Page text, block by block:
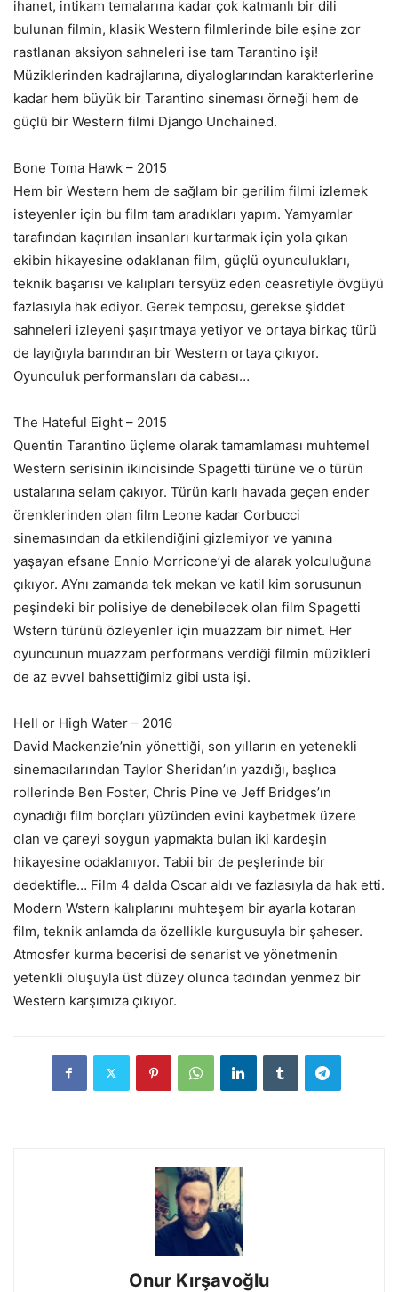
ihanet, intikam temalarına kadar çok katmanlı bir dili
bulunan filmin, klasik Western filmlerinde bile eşine zor
rastlanan aksiyon sahneleri ise tam Tarantino işi!
Müziklerinden kadrajlarına, diyaloglarından karakterlerine
kadar hem büyük bir Tarantino sineması örneği hem de
güçlü bir Western filmi Django Unchained.
Bone Toma Hawk – 2015
Hem bir Western hem de sağlam bir gerilim filmi izlemek
isteyenler için bu film tam aradıkları yapım. Yamyamlar
tarafından kaçırılan insanları kurtarmak için yola çıkan
ekibin hikayesine odaklanan film, güçlü oyunculukları,
teknik başarısı ve kalıpları tersyüz eden ceasretiyle övgüyü
fazlasıyla hak ediyor. Gerek temposu, gerekse şiddet
sahneleri izleyeni şaşırtmaya yetiyor ve ortaya birkaç türü
de layığıyla barındıran bir Western ortaya çıkıyor.
Oyunculuk performansları da cabası…
The Hateful Eight – 2015
Quentin Tarantino üçleme olarak tamamlaması muhtemel
Western serisinin ikincisinde Spagetti türüne ve o türün
ustalarına selam çakıyor. Türün karlı havada geçen ender
örenklerinden olan film Leone kadar Corbucci
sinemasından da etkilendiğini gizlemiyor ve yanına
yaşayan efsane Ennio Morricone’yi de alarak yolculuğuna
çıkıyor. AYnı zamanda tek mekan ve katil kim sorusunun
peşindeki bir polisiye de denebilecek olan film Spagetti
Wstern türünü özleyenler için muazzam bir nimet. Her
oyuncunun muazzam performans verdiği filmin müzikleri
de az evvel bahsettiğimiz gibi usta işi.
Hell or High Water – 2016
David Mackenzie’nin yönettiği, son yılların en yetenekli
sinemacılarından Taylor Sheridan’ın yazdığı, başlıca
rollerinde Ben Foster, Chris Pine ve Jeff Bridges’ın
oynadığı film borçları yüzünden evini kaybetmek üzere
olan ve çareyi soygun yapmakta bulan iki kardeşin
hikayesine odaklanıyor. Tabii bir de peşlerinde bir
dedektifle… Film 4 dalda Oscar aldı ve fazlasıyla da hak etti.
Modern Wstern kalıplarını muhteşem bir ayarla kotaran
film, teknik anlamda da özellikle kurgusuyla bir şaheser.
Atmosfer kurma becerisi de senarist ve yönetmenin
yetenkli oluşuyla üst düzey olunca tadından yenmez bir
Western karşımıza çıkıyor.
Onur Kırşavoğlu